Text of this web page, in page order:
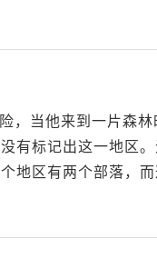
，当他来到一片森
有标记出这一地区
地区有两个部落，